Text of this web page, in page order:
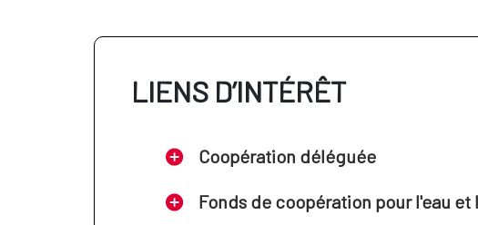
LIENS D’INTÉRÊT
Coopération déléguée
Fonds de coopération pour l'eau et